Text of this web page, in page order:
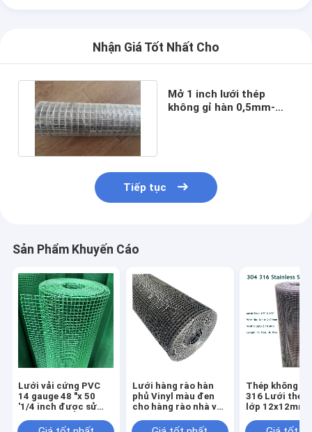
Nhận Giá Tốt Nhất Cho
Mở 1 inch lưới thép
không gỉ hàn 0,5mm-
Tiếp tục
Sản Phẩm Khuyến Cáo
Lưới vải cứng PVC
14 gauge 48 "x 50
'1/4 inch được sử
Lưới hàng rào hàn
phủ Vinyl màu đen
cho hàng rào nhà và
Thép không gỉ
316 Lưới thép
lớp 12x12mm